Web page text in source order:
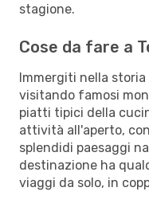
stagione.
Cose da fare a
Immergiti nella
visitando famosi
piatti tipici della
attività all'aperto,
splendidi paesaggi
destinazione ha
viaggi da solo, in